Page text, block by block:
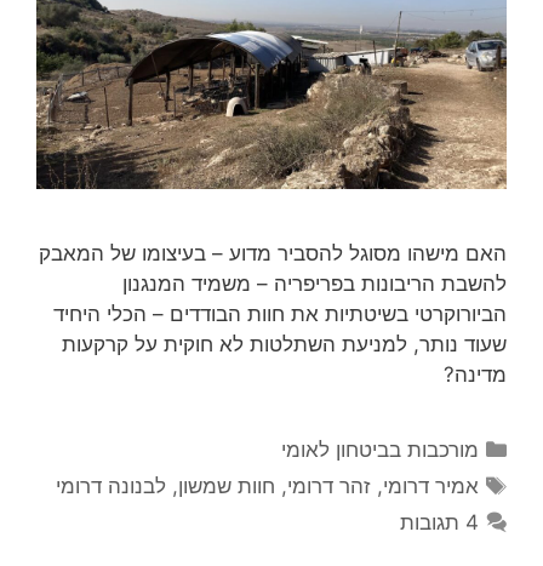
האם מישהו מסוגל להסביר מדוע – בעיצומו של המאבק
להשבת הריבונות בפריפריה – משמיד המנגנון
הביורוקרטי בשיטתיות את חוות הבודדים – הכלי היחיד
שעוד נותר, למניעת השתלטות לא חוקית על קרקעות
מדינה?
קטגוריות
מורכבות בביטחון לאומי
תגיות
אמיר דרומי,זהר דרומי, חוות שמשון, לבנונה דרומי
4 תגובות